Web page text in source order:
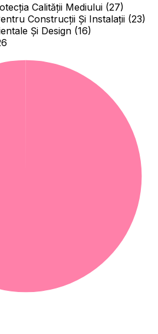
Calității Mediului (27)
Construcții Și Instalații (23)
Și Design (16)